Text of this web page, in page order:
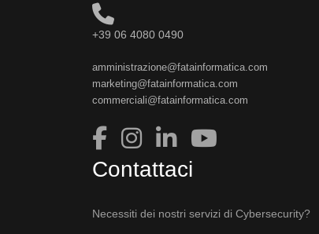
+39 06 4080 0490
amministrazione@fatainformatica.com
marketing@fatainformatica.com
commerciali@fatainformatica.com
Contattaci
Necessiti dei nostri servizi di Cybersecurity?